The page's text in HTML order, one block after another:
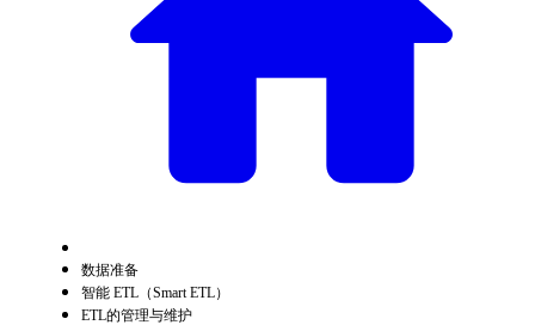
数据准备
智能 ETL（Smart ETL）
ETL的管理与维护